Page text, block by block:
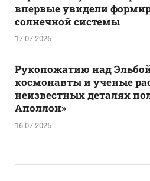
впервые увидели
солнечной системы
17.07.2025
Рукопожатию над Эльбой
космонавты и ученые
неизвестных деталях
Аполлон»
16.07.2025